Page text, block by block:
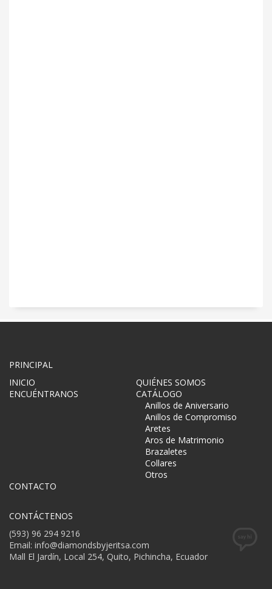
PRINCIPAL
INICIO
QUIÉNES SOMOS
ENCUÉNTRANOS
CATÁLOGO
Anillos de Aniversario
Anillos de Compromiso
Aretes
Aros de Matrimonio
Brazaletes
Collares
Otros
CONTACTO
CONTÁCTENOS
(593) 96 294 9216
Email: info@diamondsbyjeritsa.com
Mall El Jardín, Local 254, Quito, Pichincha, Ecuador